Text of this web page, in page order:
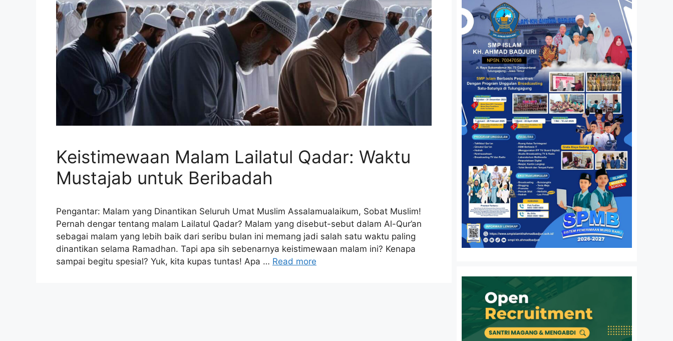
Keistimewaan Malam Lailatul Qadar: Waktu
Mustajab untuk Beribadah
Pengantar: Malam yang Dinantikan Seluruh Umat Muslim Assalamualaikum, Sobat Muslim!
Pernah dengar tentang malam Lailatul Qadar? Malam yang disebut-sebut dalam Al-Qur’an
sebagai malam yang lebih baik dari seribu bulan ini memang jadi salah satu waktu paling
dinantikan selama Ramadhan. Tapi apa sih sebenarnya keistimewaan malam ini? Kenapa
sampai begitu spesial? Yuk, kita kupas tuntas! Apa … Read more